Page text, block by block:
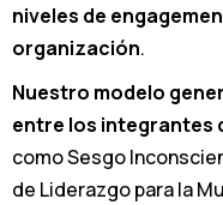
niveles de
organización.
Nuestro modelo
entre los integrantes
como Sesgo
de Liderazgo para la